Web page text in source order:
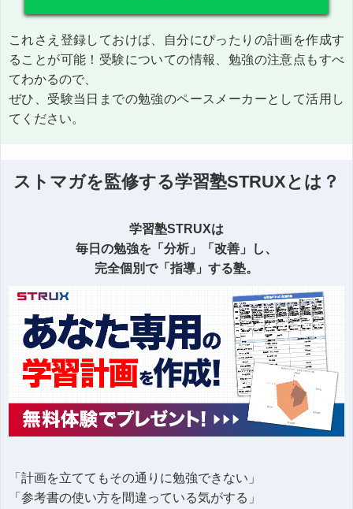
これさえ登録しておけば、自分にぴったりの計画を作成す
ることが可能！受験についての情報、勉強の注意点もすべ
てわかるので、
ぜひ、受験当日までの勉強のペースメーカーとして活用し
てください。
ストマガを監修する学習塾STRUXとは？
学習塾STRUXは
毎日の勉強を「分析」「改善」し、
完全個別で「指導」する塾。
「計画を立ててもその通りに勉強できない」
「参考書の使い方を間違っている気がする」